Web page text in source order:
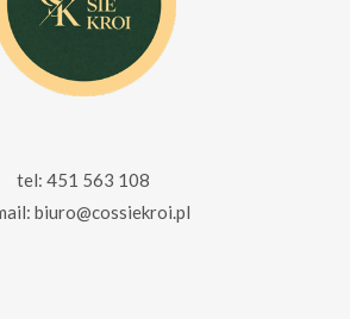
tel: 451 563 108
biuro@cossiekroi.pl